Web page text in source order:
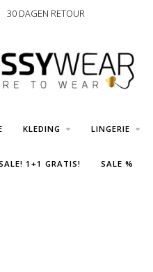
30 DAGEN RETOUR
KLEDING LINGERIE
1+1 GRATIS! SALE %